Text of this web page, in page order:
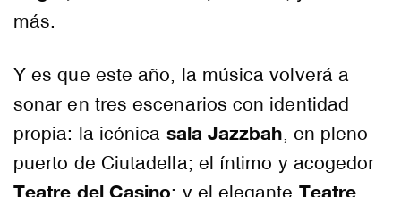
más.
Y es que este año, la música volverá a
sonar en tres escenarios con identidad
propia: la icónica sala Jazzbah, en pleno
puerto de Ciutadella; el íntimo y acogedor
Teatre del Casino
Teatre